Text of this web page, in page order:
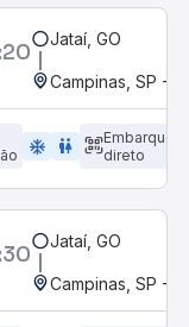
Jataí, GO
Campinas, SP -
ac_unit wc
Embarque
direto
Jataí, GO
Campinas, SP -